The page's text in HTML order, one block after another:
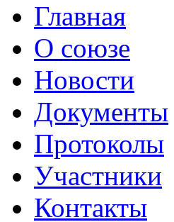
Главная
О союзе
Новости
Документы
Протоколы
Участники
Контакты